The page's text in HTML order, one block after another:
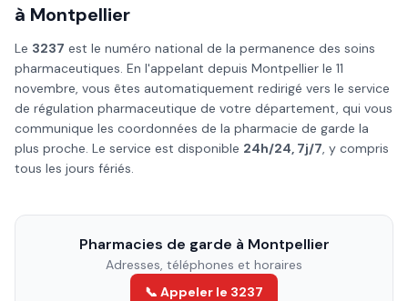
à Montpellier
Le 3237 est le numéro national de la permanence des soins
pharmaceutiques. En l'appelant depuis Montpellier le 11
novembre, vous êtes automatiquement redirigé vers le service
de régulation pharmaceutique de votre département, qui vous
communique les coordonnées de la pharmacie de garde la
plus proche. Le service est disponible 24h/24, 7j/7, y compris
tous les jours fériés.
Pharmacies de garde à Montpellier
Adresses, téléphones et horaires
📞 Appeler le 3237